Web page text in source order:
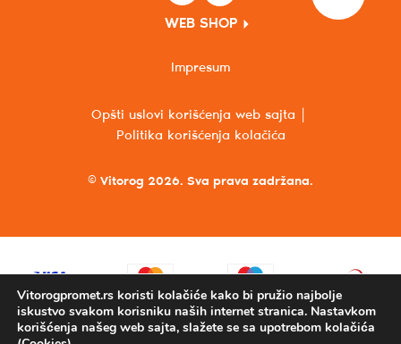
WEB SHOP
© Vitorog 2026. Sva prava zadržana.
Opšti uslovi korišćenja web sajta
Politika korišćenja kolačića
Impresum
Vitorogpromet.rs koristi kolačiće kako bi pružio najbolje
iskustvo svakom korisniku naših internet stranica. Nastavkom
korišćenja našeg web sajta, slažete se sa upotrebom kolačića